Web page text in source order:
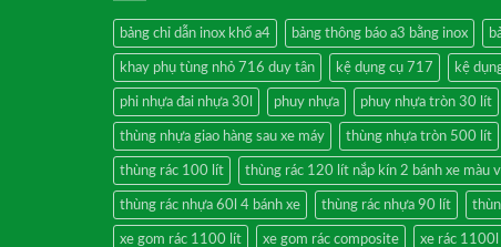
bảng chỉ dẫn inox khổ a4 bảng thông báo a3 bằng inox
khay phụ tùng nhỏ 716 duy tân kệ dụng cụ 717 kệ
phi nhựa đai nhựa 30l phuy nhựa phuy nhựa tròn 30 lít
thùng nhựa giao hàng sau xe máy thùng nhựa tròn 500 lít
thùng rác 100 lít thùng rác 120 lít nắp kín 2 bánh xe màu
thùng rác nhựa 60l 4 bánh xe thùng rác nhựa 90 lít
xe gom rác 1100 lít xe gom rác composite xe rác 1100l